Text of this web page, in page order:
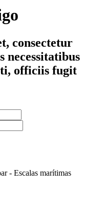
consectetur
necessitatibus
officiis fugit
- Escalas marítimas